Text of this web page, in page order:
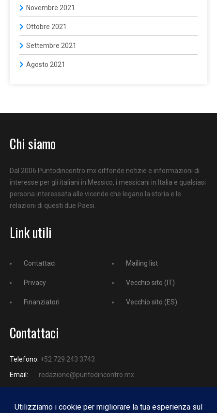
Novembre 2021
Ottobre 2021
Settembre 2021
Agosto 2021
Chi siamo
Dal 2006 Puntodincontro.mx diffonde notizie e informazioni di
interesse per gli italiani in Messico, i messicani in Italia e qualsiasi
persona interessata alle vicende che legano la storia e le
relazioni di questi due Paesi.
Link utili
Contattaci
Privacy
Finanziatori
Mailing list
Vecchio sito (IT)
Vecchio sito (ES)
Contattaci
Telefono: +52 729 243 3743
Email:
redazione@puntodincontro.mx